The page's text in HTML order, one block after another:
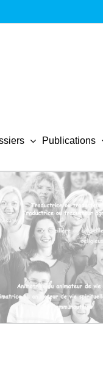
Publications